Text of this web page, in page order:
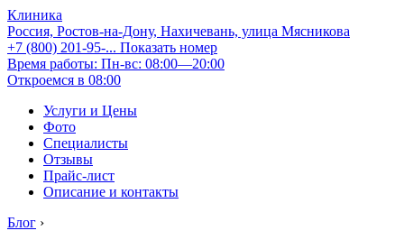
Клиника
Россия, Ростов-на-Дону, Нахичевань, улица Мясникова
+7 (800) 201-95-... Показать номер
Время работы: Пн-вс: 08:00—20:00
Откроемся в 08:00
Услуги и Цены
Фото
Специалисты
Отзывы
Прайс-лист
Описание и контакты
Блог ›